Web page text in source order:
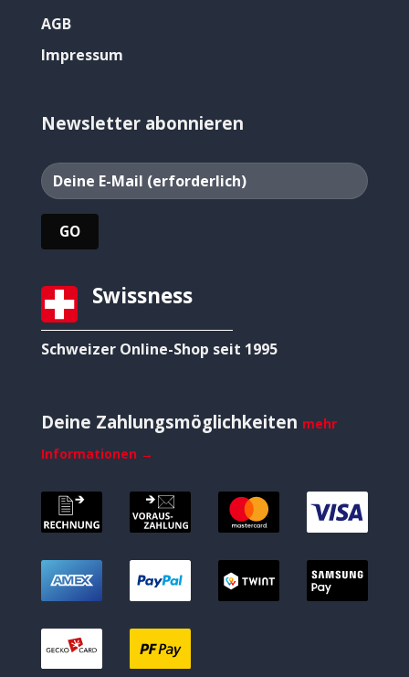
AGB
Impressum
Newsletter abonnieren
Swissness
Schweizer Online-Shop seit 1995
Deine Zahlungsmöglichkeiten mehr
Informationen →